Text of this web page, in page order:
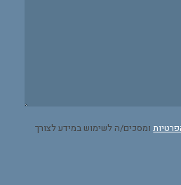
ומסכים/ה לשימוש במידע לצורך